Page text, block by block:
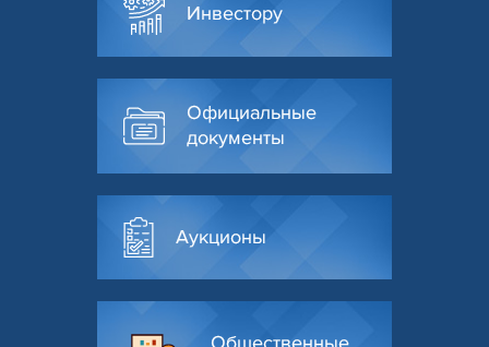
Инвестору
Официальные
документы
Аукционы